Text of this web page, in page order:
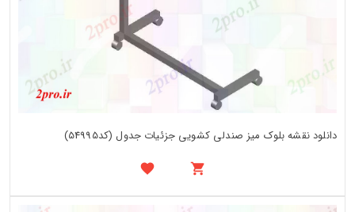
دانلود نقشه بلوک میز صندلی کشویی جزئیات جدول (کد54995)